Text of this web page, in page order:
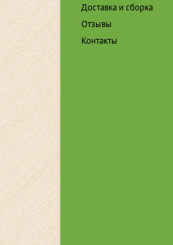
Доставка и сборка
Отзывы
Контакты